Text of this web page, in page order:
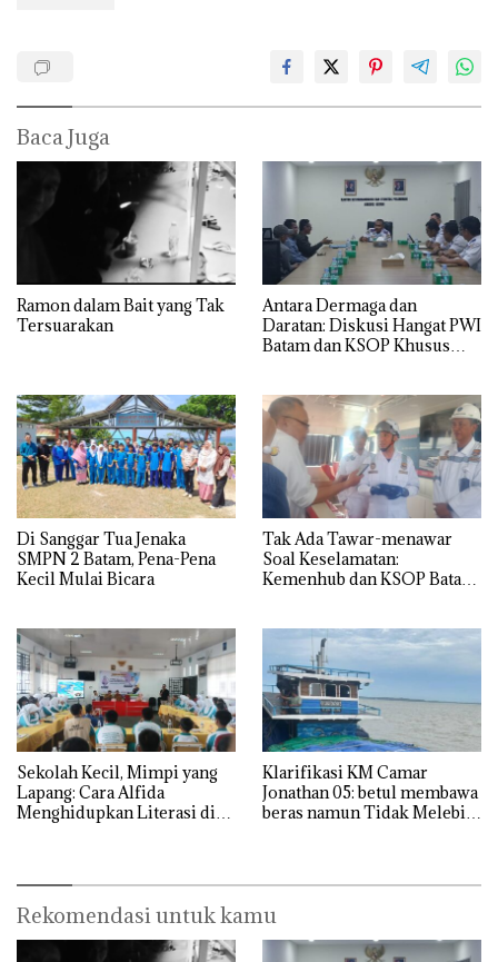
Baca Juga
Ramon dalam Bait yang Tak
Tersuarakan
Antara Dermaga dan
Daratan: Diskusi Hangat PWI
Batam dan KSOP Khusus
Di Sanggar Tua Jenaka
SMPN 2 Batam, Pena-Pena
Kecil Mulai Bicara
Tak Ada Tawar-menawar
Soal Keselamatan:
Kemenhub dan KSOP Batam
Sekolah Kecil, Mimpi yang
Lapang: Cara Alfida
Menghidupkan Literasi di
Klarifikasi KM Camar
Jonathan 05: betul membawa
beras namun Tidak Melebihi
Rekomendasi untuk kamu